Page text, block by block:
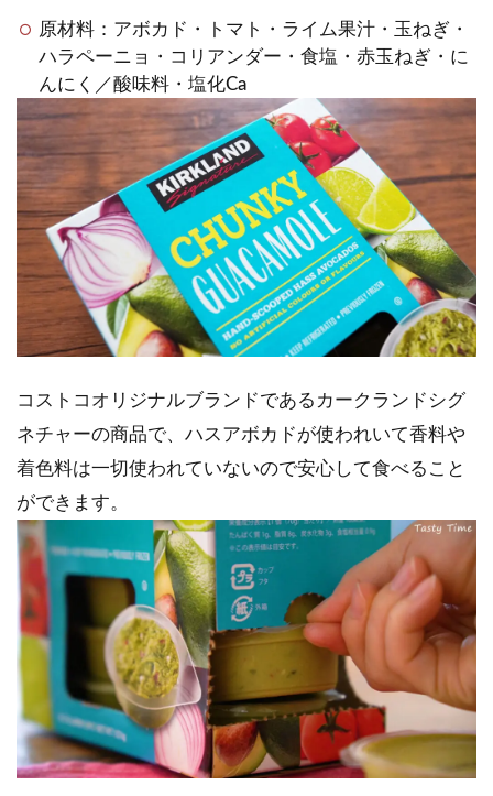
原材料：アボカド・トマト・ライム果汁・玉ねぎ・
ハラペーニョ・コリアンダー・食塩・赤玉ねぎ・に
んにく／酸味料・塩化Ca
コストコオリジナルブランドであるカークランドシグ
ネチャーの商品で、ハスアボカドが使われいて香料や
着色料は一切使われていないので安心して食べること
ができます。